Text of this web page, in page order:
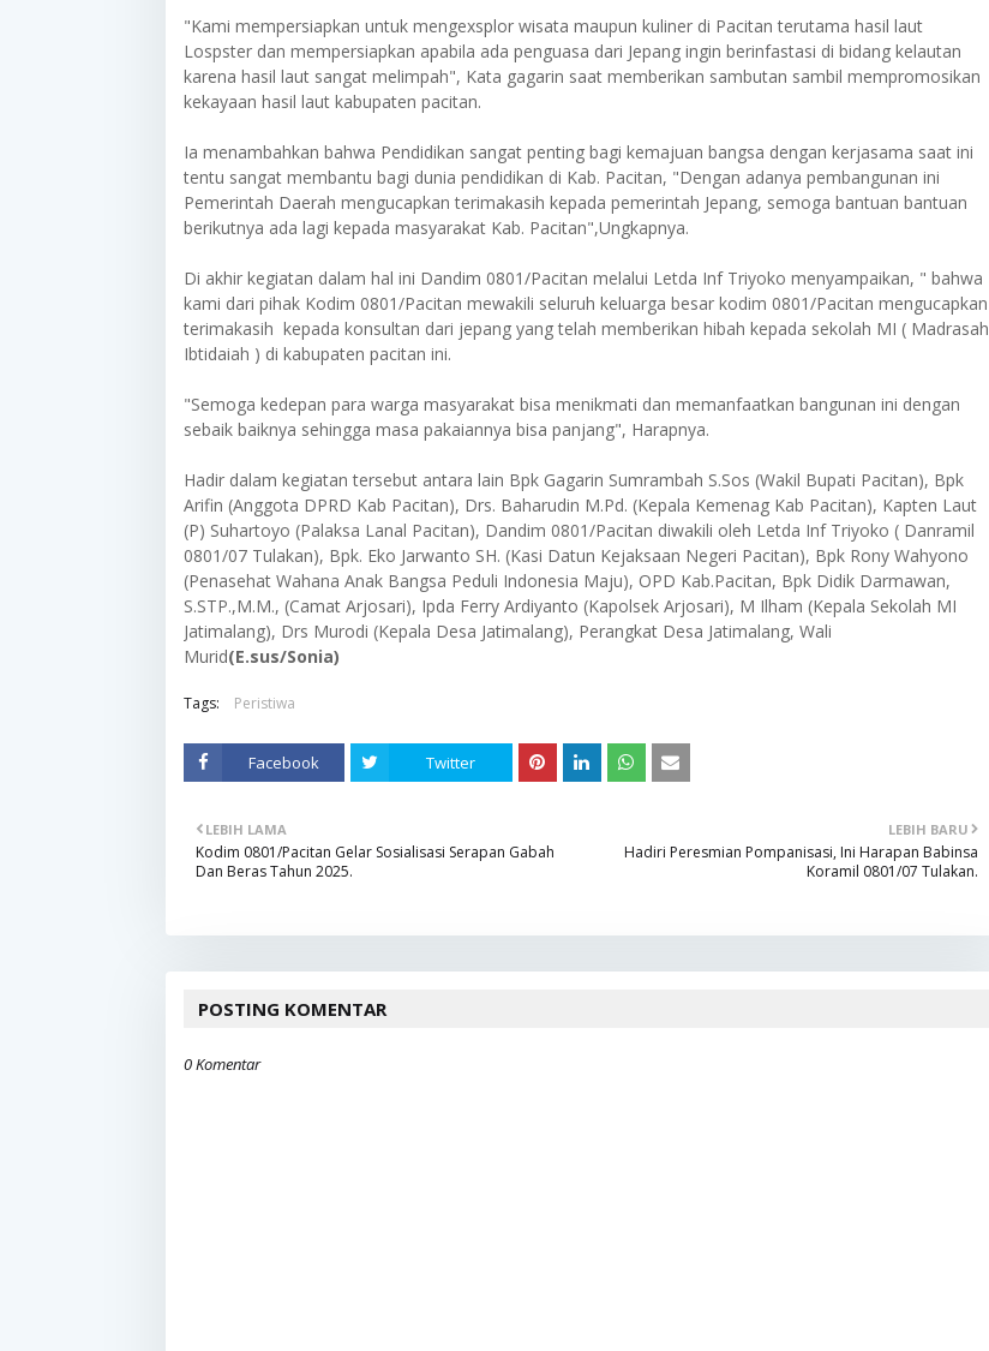
"Kami mempersiapkan untuk mengexsplor wisata maupun kuliner di Pacitan terutama hasil laut
Lospster dan mempersiapkan apabila ada penguasa dari Jepang ingin berinfastasi di bidang kelautan
karena hasil laut sangat melimpah", Kata gagarin saat memberikan sambutan sambil mempromosikan
kekayaan hasil laut kabupaten pacitan.
Ia menambahkan bahwa Pendidikan sangat penting bagi kemajuan bangsa dengan kerjasama saat ini
tentu sangat membantu bagi dunia pendidikan di Kab. Pacitan, "Dengan adanya pembangunan ini
Pemerintah Daerah mengucapkan terimakasih kepada pemerintah Jepang, semoga bantuan bantuan
berikutnya ada lagi kepada masyarakat Kab. Pacitan",Ungkapnya.
Di akhir kegiatan dalam hal ini Dandim 0801/Pacitan melalui Letda Inf Triyoko menyampaikan, " bahwa
kami dari pihak Kodim 0801/Pacitan mewakili seluruh keluarga besar kodim 0801/Pacitan mengucapkan
terimakasih kepada konsultan dari jepang yang telah memberikan hibah kepada sekolah MI ( Madrasah
Ibtidaiah ) di kabupaten pacitan ini.
"Semoga kedepan para warga masyarakat bisa menikmati dan memanfaatkan bangunan ini dengan
sebaik baiknya sehingga masa pakaiannya bisa panjang", Harapnya.
Hadir dalam kegiatan tersebut antara lain Bpk Gagarin Sumrambah S.Sos (Wakil Bupati Pacitan), Bpk
Arifin (Anggota DPRD Kab Pacitan), Drs. Baharudin M.Pd. (Kepala Kemenag Kab Pacitan), Kapten Laut
(P) Suhartoyo (Palaksa Lanal Pacitan), Dandim 0801/Pacitan diwakili oleh Letda Inf Triyoko ( Danramil
0801/07 Tulakan), Bpk. Eko Jarwanto SH. (Kasi Datun Kejaksaan Negeri Pacitan), Bpk Rony Wahyono
(Penasehat Wahana Anak Bangsa Peduli Indonesia Maju), OPD Kab.Pacitan, Bpk Didik Darmawan,
S.STP.,M.M., (Camat Arjosari), Ipda Ferry Ardiyanto (Kapolsek Arjosari), M Ilham (Kepala Sekolah MI
Jatimalang), Drs Murodi (Kepala Desa Jatimalang), Perangkat Desa Jatimalang, Wali
Murid(E.sus/Sonia)
Tags: Peristiwa
Facebook Twitter
LEBIH BARU
Hadiri Peresmian Pompanisasi, Ini Harapan Babinsa
Koramil 0801/07 Tulakan.
LEBIH LAMA
Kodim 0801/Pacitan Gelar Sosialisasi Serapan Gabah
Dan Beras Tahun 2025.
POSTING KOMENTAR
0 Komentar